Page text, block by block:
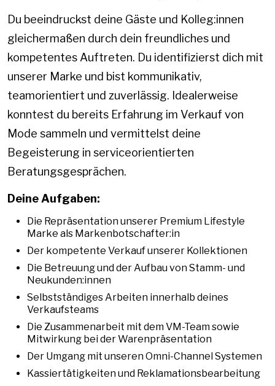
Du beeindruckst deine Gäste und Kolleg:innen
gleichermaßen durch dein freundliches und
kompetentes Auftreten. Du identifizierst dich mit
unserer Marke und bist kommunikativ,
teamorientiert und zuverlässig. Idealerweise
konntest du bereits Erfahrung im Verkauf von
Mode sammeln und vermittelst deine
Begeisterung in serviceorientierten
Beratungsgesprächen.
Deine Aufgaben:
Die Repräsentation unserer Premium Lifestyle
Marke als Markenbotschafter:in
Der kompetente Verkauf unserer Kollektionen
Die Betreuung und der Aufbau von Stamm- und
Neukunden:innen
Selbstständiges Arbeiten innerhalb deines
Verkaufsteams
Die Zusammenarbeit mit dem VM-Team sowie
Mitwirkung bei der Warenpräsentation
Der Umgang mit unseren Omni-Channel Systemen
Kassiertätigkeiten und Reklamationsbearbeitung